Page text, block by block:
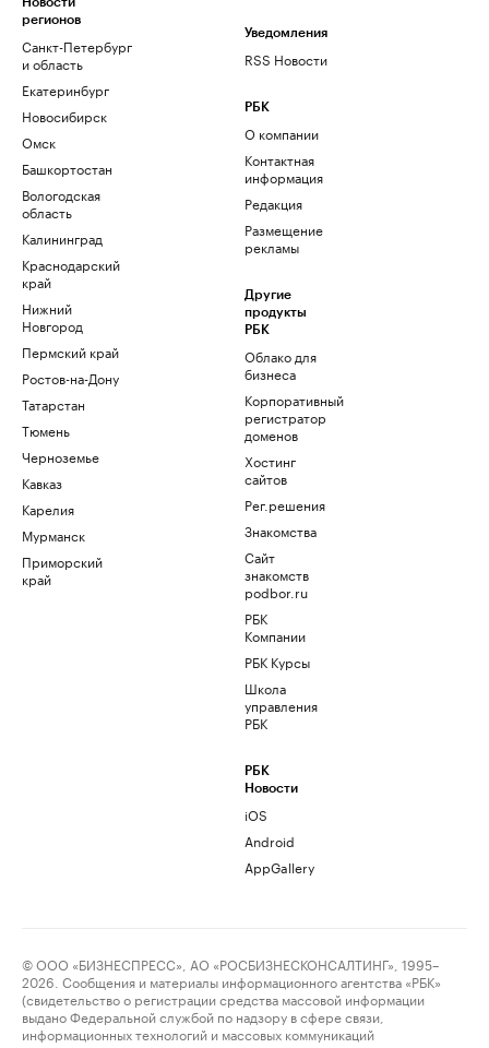
регионов
Санкт-Петербург
и область
Екатеринбург
Новосибирск
Омск
Башкортостан
Вологодская
область
Калининград
Краснодарский
край
Нижний
Новгород
Пермский край
Ростов-на-Дону
Татарстан
Тюмень
Черноземье
Кавказ
Карелия
Мурманск
Приморский
край
Уведомления
RSS Новости
РБК
О компании
Контактная
информация
Редакция
Размещение
рекламы
Другие
продукты
РБК
Облако для
бизнеса
Корпоративный
регистратор
доменов
Хостинг
сайтов
Рег.решения
Знакомства
Сайт
знакомств
podbor.ru
РБК
Компании
РБК Курсы
Школа
управления
РБК
РБК
Новости
iOS
Android
AppGallery
© ООО «БИЗНЕСПРЕСС», АО «РОСБИЗНЕСКОНСАЛТИНГ», 1995–
2026. Сообщения и материалы информационного агентства «РБК»
(свидетельство о регистрации средства массовой информации
выдано Федеральной службой по надзору в сфере связи,
информационных технологий и массовых коммуникаций